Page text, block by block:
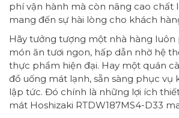
phí vận hành mà còn nâng cao chất
mang đến sự hài lòng cho khách
Hãy tưởng tượng một nhà hàng luôn
món ăn tươi ngon, hấp dẫn nhờ hệ
thực phẩm hiện đại. Hay một quán
đồ uống mát lạnh, sẵn sàng phục vụ
lập tức. Đó chính là những lợi ích
mát Hoshizaki RTDW187MS4-D33